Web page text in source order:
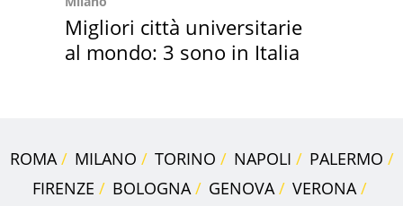
Migliori città universitarie
al mondo: 3 sono in Italia
ROMA MILANO TORINO NAPOLI
PALERMO
FIRENZE
BOLOGNA GENOVA
VERONA